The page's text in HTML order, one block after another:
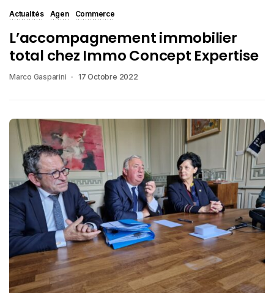
Actualités Agen Commerce
L’accompagnement immobilier
total chez Immo Concept Expertise
Marco Gasparini 17 Octobre 2022